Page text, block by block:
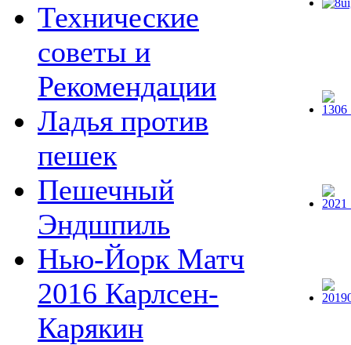
Технические
советы и
Рекомендации
Ладья против
пешек
Пешечный
Эндшпиль
Нью-Йорк Матч
2016 Карлсен-
Карякин